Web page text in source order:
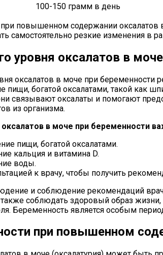
100-150 грамм в день
повышенном содержании оксалатов
самостоятельно резкие изменения в
уровня оксалатов в
оксалатов в моче при беременности
пищи, богатой оксалатами, такой как
связывают оксалаты и помогают
из организма.
в моче при беременности
пищи, богатой оксалатами.
кальция и витамина D.
воды.
к врачу, чтобы получить
и соблюдение рекомендаций
соблюдать здоровый образ
Беременность является особым
при повышенном